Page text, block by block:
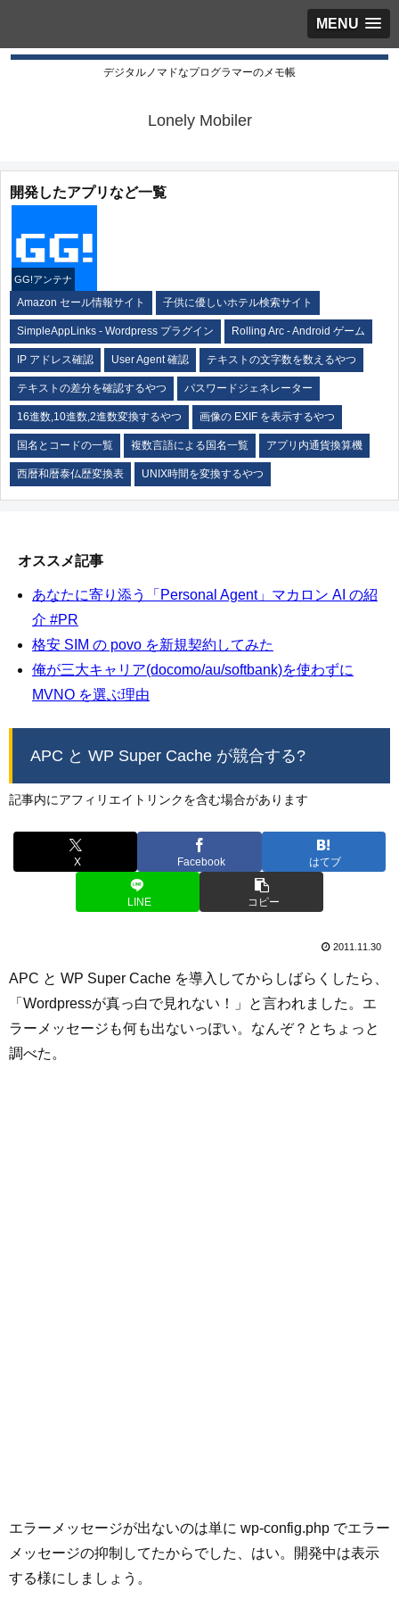
MENU
デジタルノマドなプログラマーのメモ帳
Lonely Mobiler
開発したアプリなど一覧
GG!アンテナ
Amazon セール情報サイト 子供に優しいホテル検索サイト
SimpleAppLinks - Wordpress プラグイン Rolling Arc - Android ゲーム
IP アドレス確認 User Agent 確認 テキストの文字数を数えるやつ
テキストの差分を確認するやつ パスワードジェネレーター
16進数,10進数,2進数変換するやつ 画像の EXIF を表示するやつ
国名とコードの一覧 複数言語による国名一覧 アプリ内通貨換算機
西暦和暦泰仏歴変換表 UNIX時間を変換するやつ
オススメ記事
あなたに寄り添う「Personal Agent」マカロン AI の紹
介 #PR
格安 SIM の povo を新規契約してみた
俺が三大キャリア(docomo/au/softbank)を使わずに
MVNO を選ぶ理由
APC と WP Super Cache が競合する?
記事内にアフィリエイトリンクを含む場合があります
X Facebook はてブ
LINE コピー
2011.11.30
APC と WP Super Cache を導入してからしばらくしたら、
「Wordpressが真っ白で見れない！」と言われました。エ
ラーメッセージも何も出ないっぽい。なんぞ？とちょっと
調べた。
エラーメッセージが出ないのは単に wp-config.php でエラー
メッセージの抑制してたからでした、はい。開発中は表示
する様にしましょう。